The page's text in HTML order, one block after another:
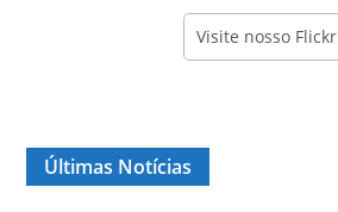
Visite nosso Flickr
Últimas Notícias